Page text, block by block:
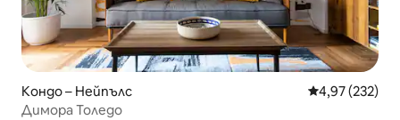
Кондо – Нейпълс Средна
4,97 (232)
Димора Толедо